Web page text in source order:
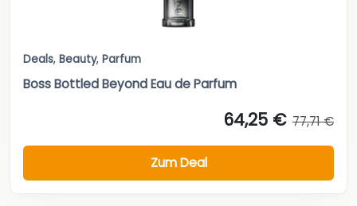
Deals, Beauty, Parfum
Boss Bottled Beyond Eau de Parfum
64,25 € 77,71 €
Zum Deal